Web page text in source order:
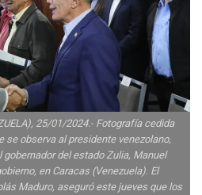
25/01/2024.- Fotografía cedida
se observa al presidente venezolano,
del estado Zulia, Manuel
en Caracas (Venezuela). El
Maduro, aseguró este jueves que los